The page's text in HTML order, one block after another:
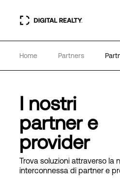
Data center
Partner
Competenze e Risorse
Home Partners
I nostri
partner e
provider
Trova soluzioni attraverso la
interconnessa di partner e